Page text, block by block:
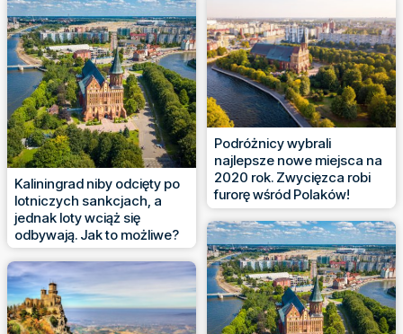
Kaliningrad niby odcięty po
lotniczych sankcjach, a
jednak loty wciąż się
odbywają. Jak to możliwe?
Podróżnicy wybrali
najlepsze nowe miejsca na
2020 rok. Zwycięzca robi
furorę wśród Polaków!